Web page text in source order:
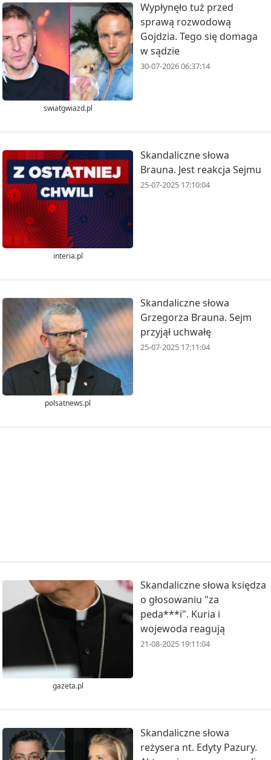
swiatgwiazd.pl
Wypłynęło tuż przed
sprawą rozwodową
Gojdzia. Tego się domaga
w sądzie
30-07-2026 06:37:14
interia.pl
Skandaliczne słowa
Brauna. Jest reakcja Sejmu
25-07-2025 17:10:04
polsatnews.pl
Skandaliczne słowa
Grzegorza Brauna. Sejm
przyjął uchwałę
25-07-2025 17:11:04
gazeta.pl
Skandaliczne słowa księdza
o głosowaniu "za
peda***i". Kuria i
wojewoda reagują
21-08-2025 19:11:04
Skandaliczne słowa
reżysera nt. Edyty Pazury.